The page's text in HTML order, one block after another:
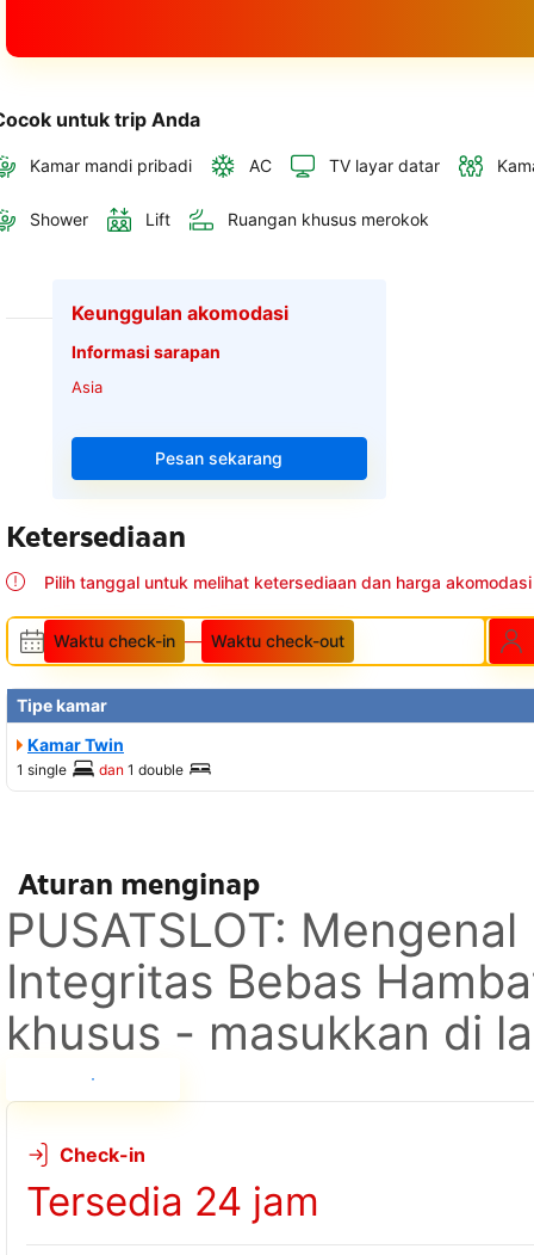
untuk trip Anda
Kamar mandi pribadi AC TV layar datar
Shower Lift Ruangan khusus merokok
Keunggulan akomodasi
Informasi sarapan
Asia
Pesan sekarang
Ketersediaan
Pilih tanggal untuk melihat ketersediaan dan harga akomodasi
Waktu check-in — Waktu check-out
Tipe kamar
Kamar Twin
1 single dan 1 double
Aturan menginap
PUSATSLOT:
Integritas Bebas
khusus - masukkan di
Lihat ketersediaan
Check-in
Tersedia 24 jam